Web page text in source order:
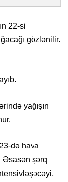
22-si
gözlənilir.
yağışın
də hava
Əsasən şərq